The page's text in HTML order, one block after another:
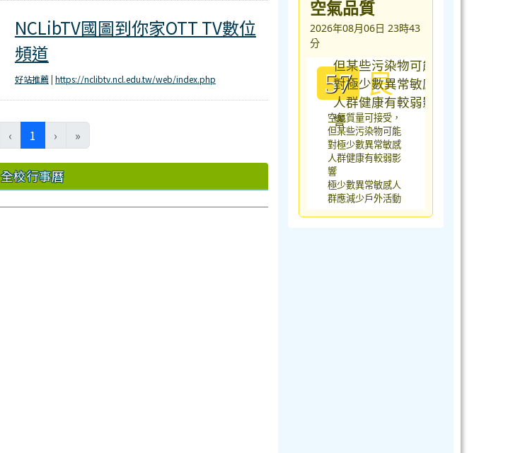
NCLibTV國圖到你家OTT TV數位頻道
NCLibTV國圖到你家OTT TV數位
頻道
好站推薦| https://nclibtv.ncl.edu.tw/web/index.php
‹ 1 (current)
› »
全校行事曆
空氣品質
2026年08月06日 23時43
分
57 良
空氣質量可接受，
但某些污染物可能
對極少數異常敏感
人群健康有較弱影
響
極少數異常敏感人
群應減少戶外活動